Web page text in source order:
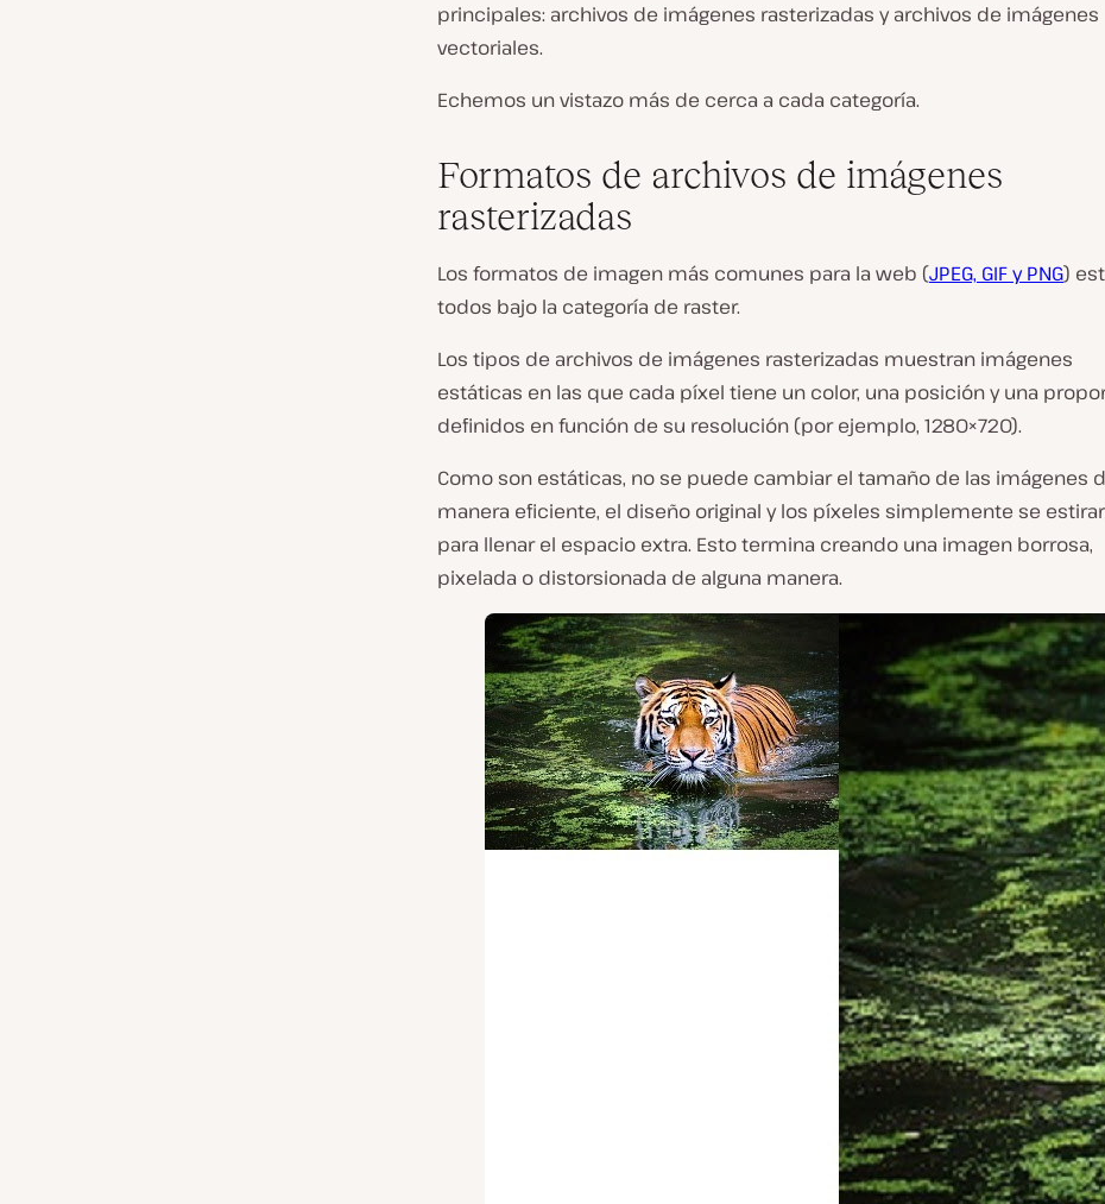
principales: archivos de imágenes rasterizadas y archivos de imágenes
vectoriales.
Echemos un vistazo más de cerca a cada categoría.
Formatos de archivos de imágenes
rasterizadas
Los formatos de imagen más comunes para la web (JPEG, GIF y PNG)
todos bajo la categoría de raster.
Los tipos de archivos de imágenes rasterizadas muestran imágenes
estáticas en las que cada píxel tiene un color, una posición y una
definidos en función de su resolución (por ejemplo, 1280×720).
Como son estáticas, no se puede cambiar el tamaño de las imágenes
manera eficiente, el diseño original y los píxeles simplemente se
para llenar el espacio extra. Esto termina creando una imagen borrosa,
pixelada o distorsionada de alguna manera.